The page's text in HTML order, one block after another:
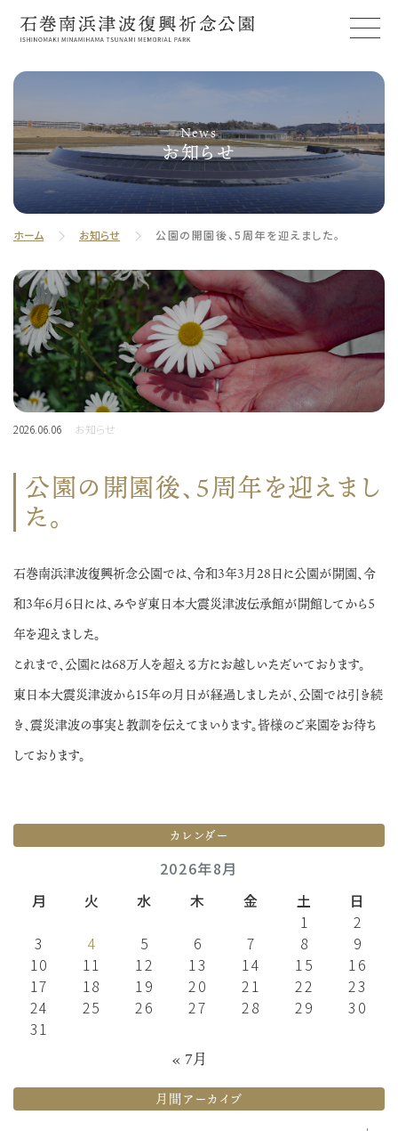
News
お知らせ
ホーム お知らせ 公園の開園後、5周年を迎えました。
2026.06.06 お知らせ
公園の開園後、5周年を迎えまし
た。
石巻南浜津波復興祈念公園では、令和３年３月28日に公園が開園、令
和３年６月６日には、みやぎ東日本大震災津波伝承館が開館してから５
年を迎えました。
これまで、公園には68万人を超える方にお越しいただいております。
東日本大震災津波から15年の月日が経過しましたが、公園では引き続
き、震災津波の事実と教訓を伝えてまいります。皆様のご来園をお待ち
しております。
カレンダー
2026年8月
月
火 水 木 金 土
日
1
2
3
4 5 6 7 8
9
10
11 12 13 14 15
16
17
18 19 20 21 22
23
24
25 26 27 28 29
30
31
« 7月
月間アーカイブ